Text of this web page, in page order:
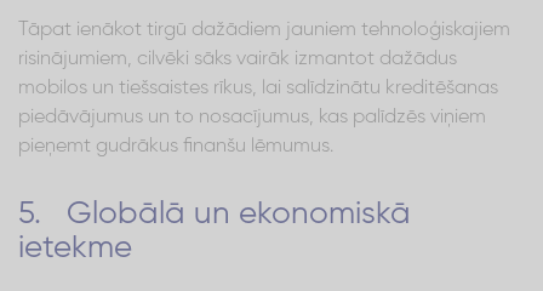
Tāpat ienākot tirgū dažādiem jauniem tehnoloģiskajiem
risinājumiem, cilvēki sāks vairāk izmantot dažādus
mobilos un tiešsaistes rīkus, lai salīdzinātu kreditēšanas
piedāvājumus un to nosacījumus, kas palīdzēs viņiem
pieņemt gudrākus finanšu lēmumus.
5. Globālā un ekonomiskā
ietekme